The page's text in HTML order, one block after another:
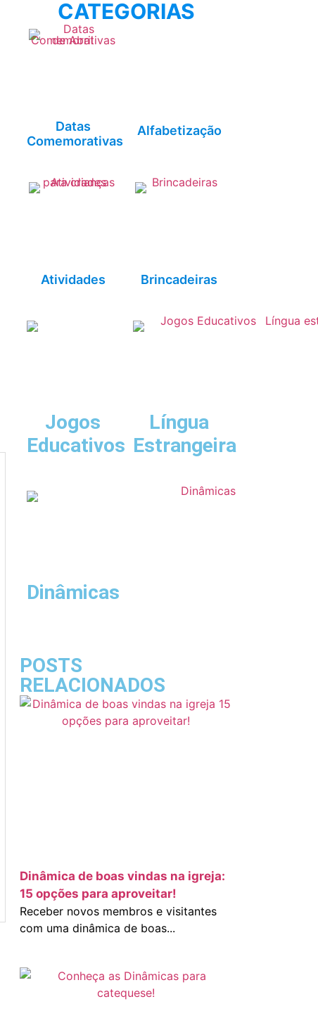
CATEGORIAS
Datas
Comemorativas
Alfabetização
Atividades Brincadeiras
Jogos
Educativos
Língua
Estrangeira
Dinâmicas
POSTS
RELACIONADOS
Dinâmica de boas vindas na igreja:
15 opções para aproveitar!
Receber novos membros e visitantes
com uma dinâmica de boas...